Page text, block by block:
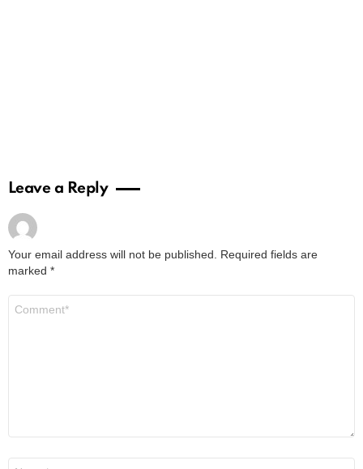
Leave a Reply
Your email address will not be published.
Required fields are
marked *